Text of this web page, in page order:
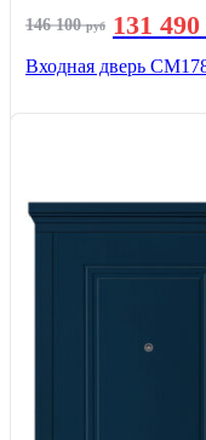
146 100руб 131 490
Входная дверь